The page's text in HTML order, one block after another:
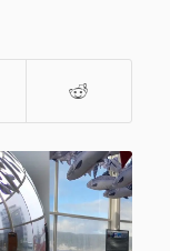
Center
med
om